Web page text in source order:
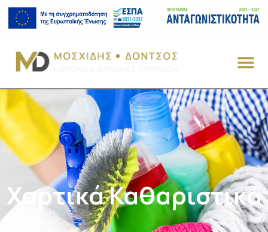
Χαρτικά Καθαριστικά